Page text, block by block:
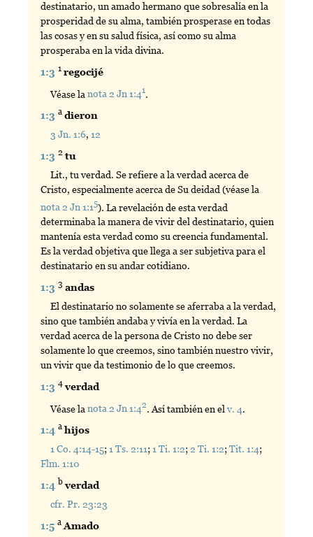
destinatario, un amado hermano que sobresalía en la
prosperidad de su alma, también prosperase en todas
las cosas y en su salud física, así como su alma
prosperaba en la vida divina.
1:31 regocijé
Véase lanota 2 Jn 1:41.
1:3a dieron
3 Jn. 1:6, 12
1:32 tu
Lit., tu verdad. Se refiere a la verdad acerca de
Cristo, especialmente acerca de Su deidad (véase la
nota 2 Jn 1:15). La revelación de esta verdad
determinaba la manera de vivir del destinatario, quien
mantenía esta verdad como su creencia fundamental.
Es la verdad objetiva que llega a ser subjetiva para el
destinatario en su andar cotidiano.
1:33 andas
El destinatario no solamente se aferraba a la verdad,
sino que también andaba y vivía en la verdad. La
verdad acerca de la persona de Cristo no debe ser
solamente lo que creemos, sino también nuestro vivir,
un vivir que da testimonio de lo que creemos.
1:34 verdad
Véase lanota 2 Jn 1:42. Así también en elv. 4.
1:4a hijos
1 Co. 4:14-15; 1 Ts. 2:11; 1 Ti. 1:2; 2 Ti. 1:2;Tit. 1:4;
Flm. 1:10
1:4 b verdad
cfr. Pr. 23:23
1:5a Amado